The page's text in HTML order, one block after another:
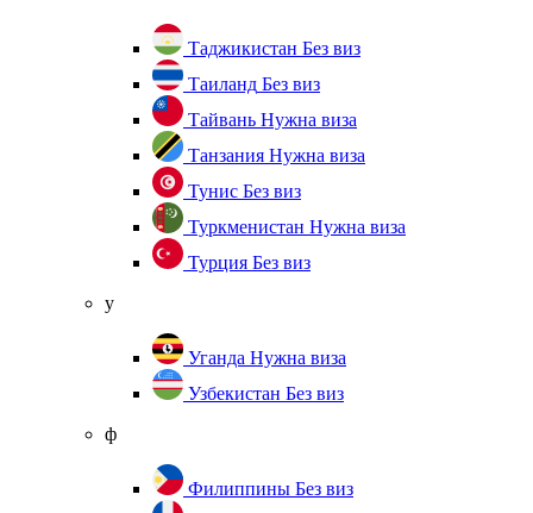
Таджикистан Без виз
Таиланд Без виз
Тайвань Нужна виза
Танзания Нужна виза
Тунис Без виз
Туркменистан Нужна виза
Турция Без виз
у
Уганда Нужна виза
Узбекистан Без виз
ф
Филиппины Без виз